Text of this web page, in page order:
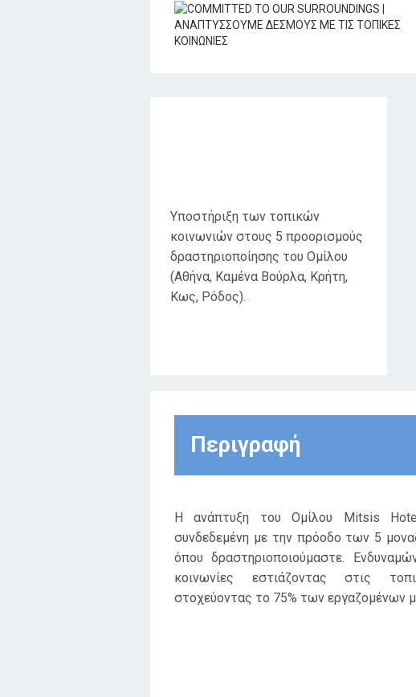
Υποστήριξη των τοπικών
κοινωνιών στους 5 προορισμούς
δραστηριοποίησης του Ομίλου
(Αθήνα, Καμένα Βούρλα, Κρήτη,
Κως, Ρόδος).
Περιγραφή
Η ανάπτυξη του Ομίλου Mitsis
συνδεδεμένη με την πρόοδο των 5
όπου δραστηριοποιούμαστε.
κοινωνίες εστιάζοντας στις
στοχεύοντας το 75% των εργαζομένων